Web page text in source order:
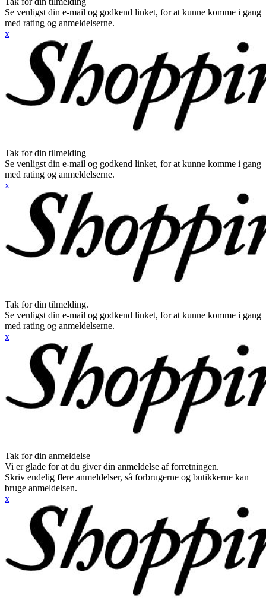
Se venligst din e-mail og godkend linket, for at kunne komme i gang
med rating og anmeldelserne.
x
Tak for din tilmelding
Se venligst din e-mail og godkend linket, for at kunne komme i gang
med rating og anmeldelserne.
x
Tak for din tilmelding.
Se venligst din e-mail og godkend linket, for at kunne komme i gang
med rating og anmeldelserne.
x
Tak for din anmeldelse
Vi er glade for at du giver din anmeldelse af forretningen.
Skriv endelig flere anmeldelser, så forbrugerne og butikkerne kan
bruge anmeldelsen.
x